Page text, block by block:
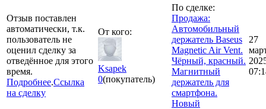
Отзыв поставлен
автоматически, т.к.
пользователь не
оценил сделку за
отведённое для этого
время.
Подробнее.Ссылка
на сделку
От кого:
Ksapek
0(покупатель)
По сделке:
Продажа:
Автомобильный
держатель Baseus
Magnetic Air Vent.
Чёрный, красный.
Магнитный
держатель для
смартфона.
Новый
27